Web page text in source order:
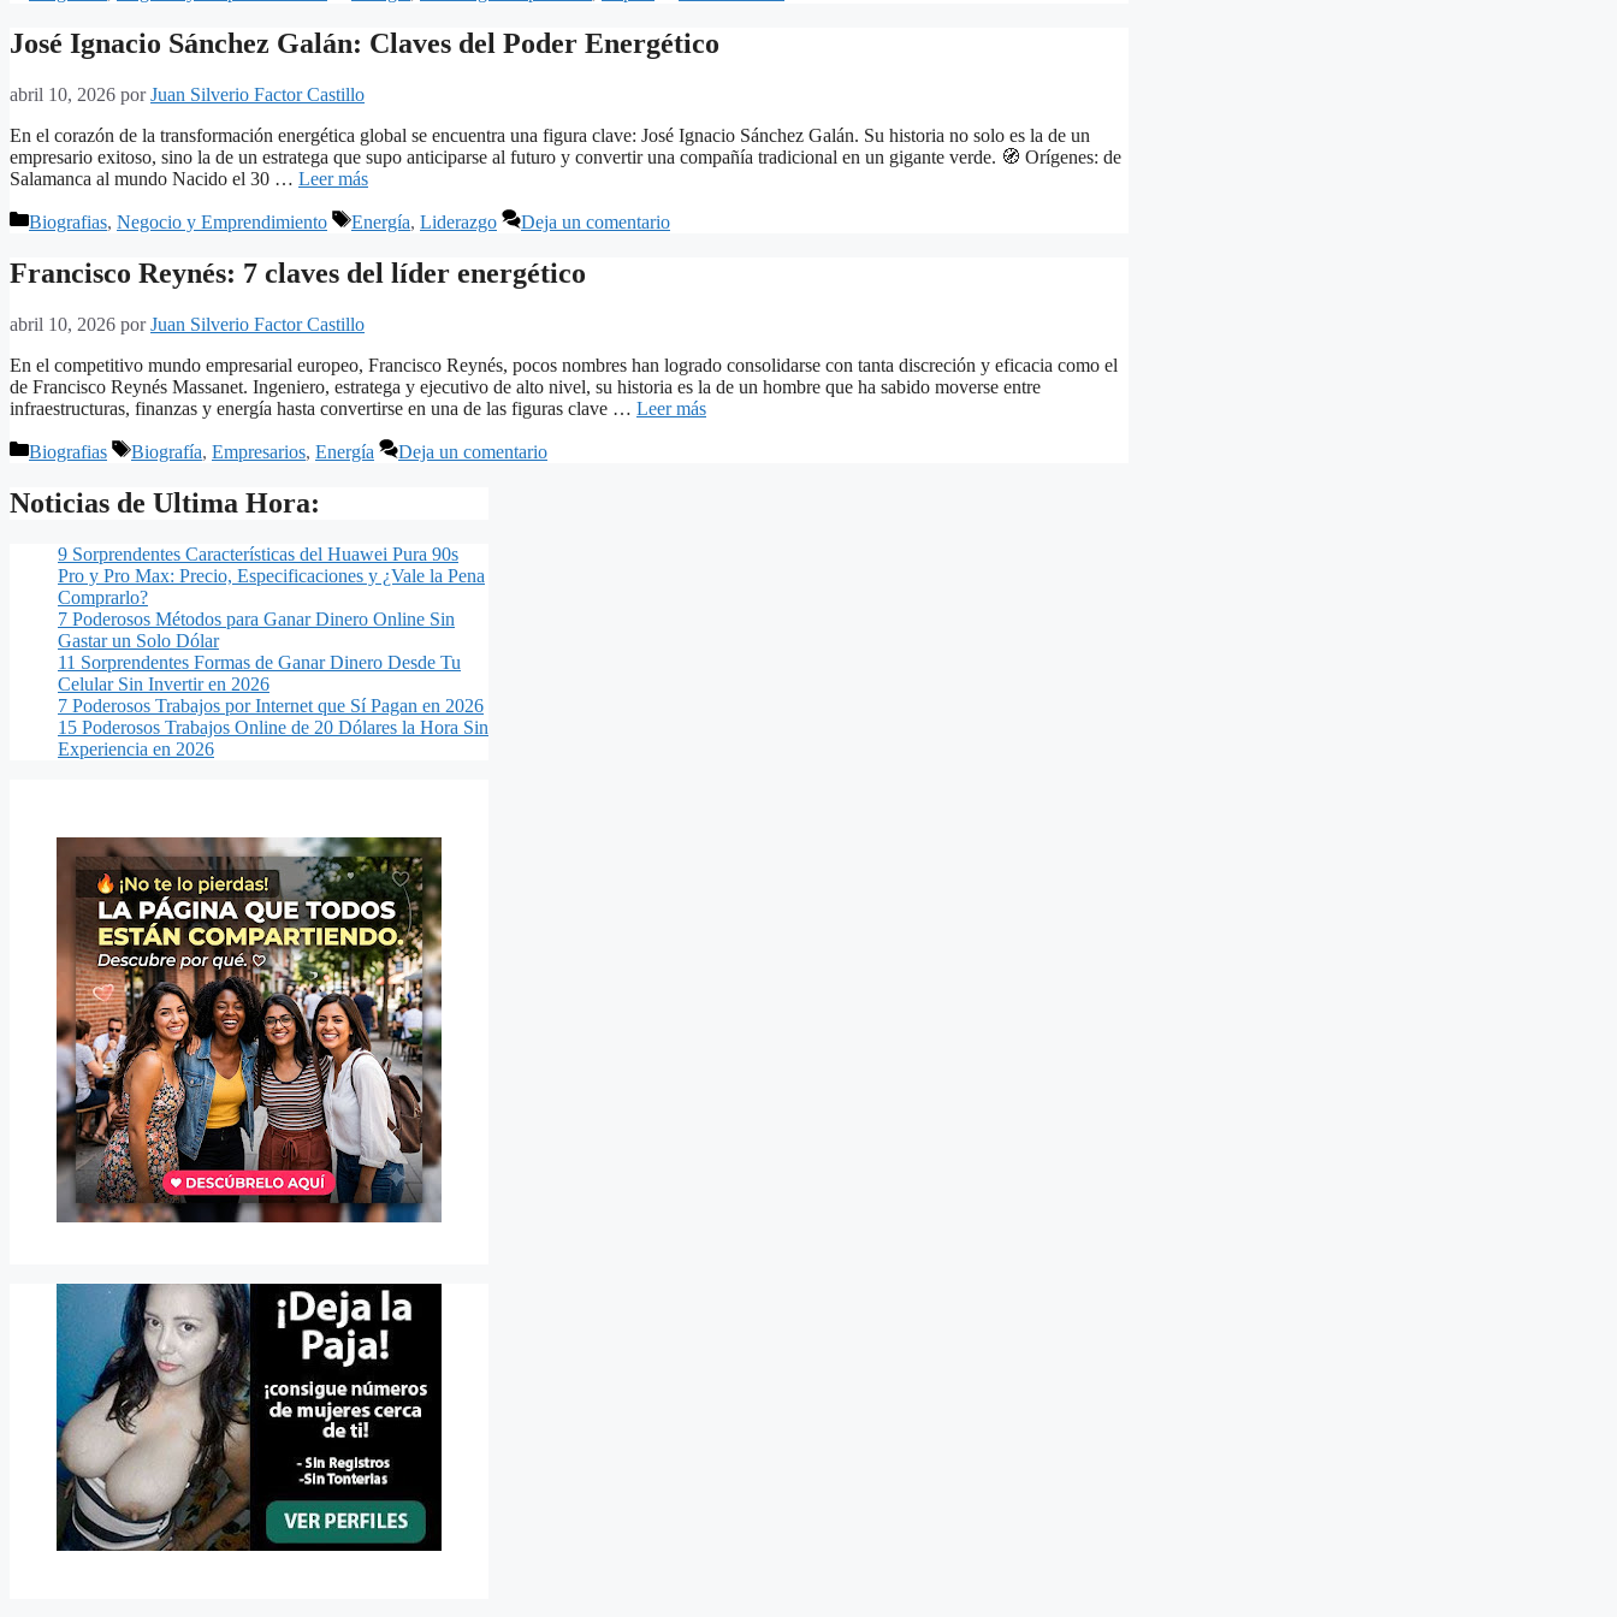
José Ignacio Sánchez Galán: Claves del Poder Energético
abril 10, 2026 porJuan Silverio Factor Castillo
En el corazón de la transformación energética global se encuentra una figura clave: José Ignacio Sánchez Galán. Su historia no solo es la de un
empresario exitoso, sino la de un estratega que supo anticiparse al futuro y convertir una compañía tradicional en un gigante verde. 🧭 Orígenes: de
Salamanca al mundo Nacido el 30 … Leer más
Categorías
Biografias, Negocio y Emprendimiento Etiquetas
Energía, Liderazgo Deja un comentario
Francisco Reynés: 7 claves del líder energético
abril 10, 2026 porJuan Silverio Factor Castillo
En el competitivo mundo empresarial europeo, Francisco Reynés, pocos nombres han logrado consolidarse con tanta discreción y eficacia como el
de Francisco Reynés Massanet. Ingeniero, estratega y ejecutivo de alto nivel, su historia es la de un hombre que ha sabido moverse entre
infraestructuras, finanzas y energía hasta convertirse en una de las figuras clave … Leer más
Categorías
Biografias Etiquetas
Biografía, Empresarios, Energía Deja un comentario
Noticias de Ultima Hora:
9 Sorprendentes Características del Huawei Pura 90s
Pro y Pro Max: Precio, Especificaciones y ¿Vale la Pena
Comprarlo?
7 Poderosos Métodos para Ganar Dinero Online Sin
Gastar un Solo Dólar
11 Sorprendentes Formas de Ganar Dinero Desde Tu
Celular Sin Invertir en 2026
7 Poderosos Trabajos por Internet que Sí Pagan en 2026
15 Poderosos Trabajos Online de 20 Dólares la Hora Sin
Experiencia en 2026